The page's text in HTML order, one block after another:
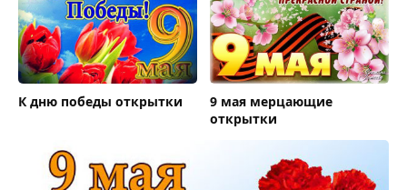
К дню победы открытки
9 мая мерцающие
открытки